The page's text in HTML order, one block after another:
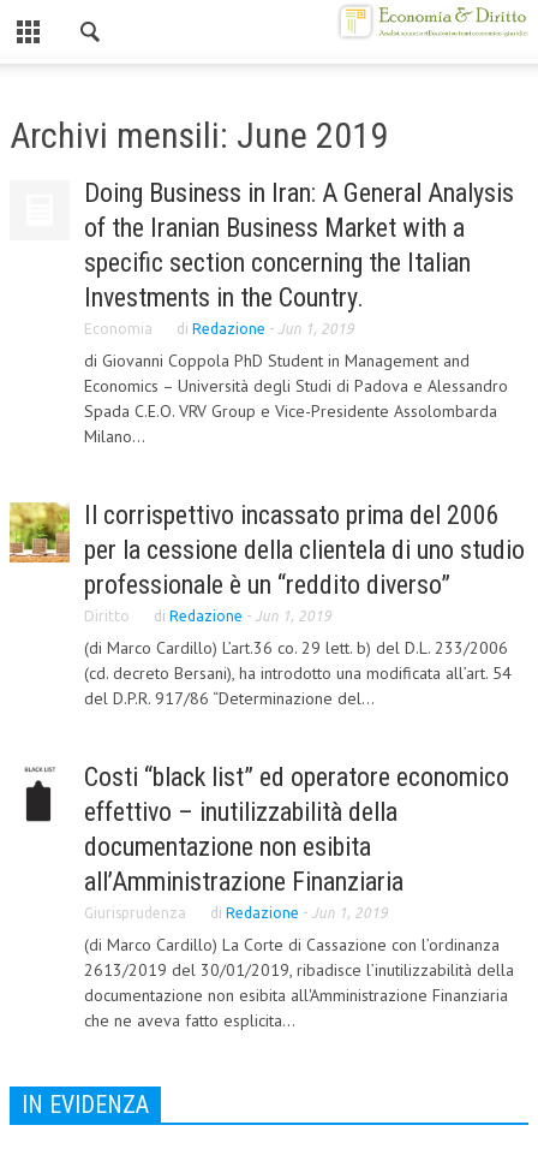
CHI SIAMO
MISSION
CENTRO STUDI
ORGANIZZAZIONE
OBIETTIVI
ALTA FORMAZIONE
CORSI CE.S.E.D.
ARCHIVIO CORSI 2015
DIVENTA SOCIO
BROCHURE CE.S.E.D.
LA RIVISTA
COMITATO SCIENTIFICO
REDAZIONE
PEER REVIEW
CODICE ETICO
COLLABORA CON NOI
Archivi mensili: June 2019
Doing Business in Iran: A General Analysis
of the Iranian Business Market with a
specific section concerning the Italian
Investments in the Country.
Economia di Redazione - Jun 1, 2019
di Giovanni Coppola PhD Student in Management and
Economics – Università degli Studi di Padova e Alessandro
Spada C.E.O. VRV Group e Vice-Presidente Assolombarda
Milano...
Il corrispettivo incassato prima del 2006
per la cessione della clientela di uno studio
professionale è un “reddito diverso”
Diritto di Redazione - Jun 1, 2019
(di Marco Cardillo) L’art.36 co. 29 lett. b) del D.L. 233/2006
(cd. decreto Bersani), ha introdotto una modificata all’art. 54
del D.P.R. 917/86 “Determinazione del...
Costi “black list” ed operatore economico
effettivo – inutilizzabilità della
documentazione non esibita
all’Amministrazione Finanziaria
Giurisprudenza di Redazione - Jun 1, 2019
(di Marco Cardillo) La Corte di Cassazione con l’ordinanza
2613/2019 del 30/01/2019, ribadisce l’inutilizzabilità della
documentazione non esibita all'Amministrazione Finanziaria
che ne aveva fatto esplicita...
IN EVIDENZA